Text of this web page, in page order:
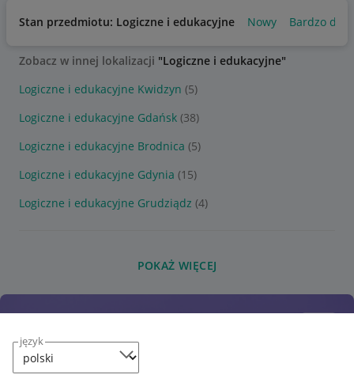
język
Stan przedmiotu: Logiczne i edukacyjne Nowy Bardzo
Zobacz w innej lokalizacji "Logiczne i edukacyjne"
Logiczne i edukacyjne Kwidzyn (5)
Logiczne i edukacyjne Gdańsk (38)
Logiczne i edukacyjne Brodnica (5)
Logiczne i edukacyjne Gdynia (15)
Logiczne i edukacyjne Grudziądz (4)
POKAŻ WIĘCEJ